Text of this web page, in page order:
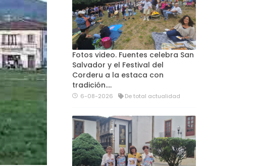
Fotos video. Fuentes celebra San
Salvador y el Festival del
Corderu a la estaca con
tradición....
6-08-2026 De total actualidad